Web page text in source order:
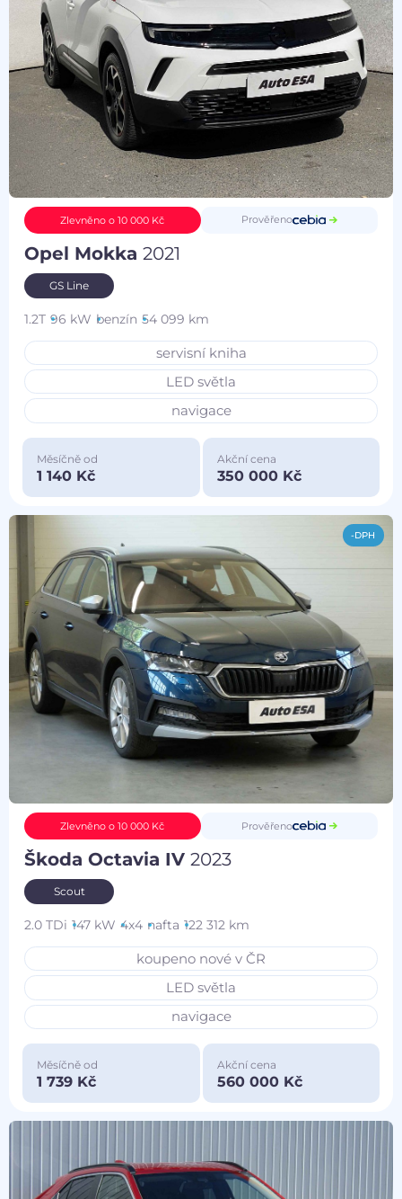
Zlevněno o 10 000 Kč Prověřeno
Opel Mokka2021
GS Line
1.2T 96 kW benzín 54 099 km
servisní kniha
LED světla
navigace
Měsíčně od
1 140 Kč
Akční cena
350 000 Kč
-DPH
Zlevněno o 10 000 Kč Prověřeno
Škoda Octavia IV2023
Scout
2.0 TDi 147 kW 4x4 nafta 122 312 km
koupeno nové v ČR
LED světla
navigace
Měsíčně od
1 739 Kč
Akční cena
560 000 Kč